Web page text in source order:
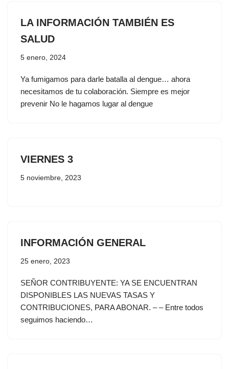
LA INFORMACIÓN TAMBIÉN ES
SALUD
5 enero, 2024
Ya fumigamos para darle batalla al dengue… ahora
necesitamos de tu colaboración. Siempre es mejor
prevenir No le hagamos lugar al dengue
VIERNES 3
5 noviembre, 2023
INFORMACIÓN GENERAL
25 enero, 2023
SEÑOR CONTRIBUYENTE: YA SE ENCUENTRAN
DISPONIBLES LAS NUEVAS TASAS Y
CONTRIBUCIONES, PARA ABONAR. – – Entre todos
seguimos haciendo…